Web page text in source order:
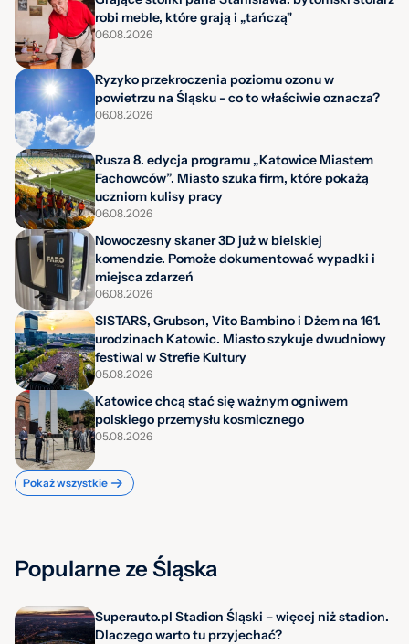
robi meble, które grają i „tańczą"
06.08.2026
Ryzyko przekroczenia poziomu ozonu w
powietrzu na Śląsku - co to właściwie oznacza?
06.08.2026
Rusza 8. edycja programu „Katowice Miastem
Fachowców”. Miasto szuka firm, które pokażą
uczniom kulisy pracy
06.08.2026
Nowoczesny skaner 3D już w bielskiej
komendzie. Pomoże dokumentować wypadki i
miejsca zdarzeń
06.08.2026
SISTARS, Grubson, Vito Bambino i Dżem na 161.
urodzinach Katowic. Miasto szykuje dwudniowy
festiwal w Strefie Kultury
05.08.2026
Katowice chcą stać się ważnym ogniwem
polskiego przemysłu kosmicznego
05.08.2026
Pokaż wszystkie
Popularne ze Śląska
Superauto.pl Stadion Śląski – więcej niż stadion.
Dlaczego warto tu przyjechać?